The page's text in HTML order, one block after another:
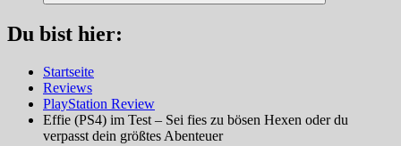
Suchen
Du bist hier:
Startseite
Reviews
PlayStation Review
Effie (PS4) im Test – Sei fies zu bösen Hexen oder du
verpasst dein größtes Abenteuer